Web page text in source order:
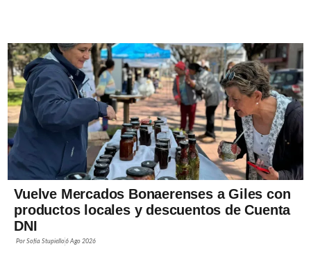
Vuelve Mercados Bonaerenses a Giles con
productos locales y descuentos de Cuenta
DNI
PorSofía Stupiello6 Ago 2026